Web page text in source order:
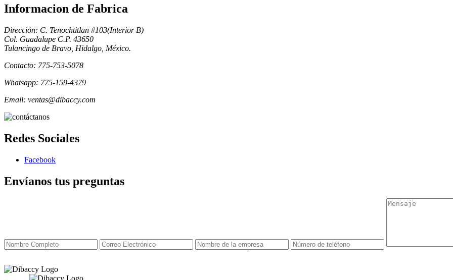
Informacion de Fabrica
Dirección: C. Tenochtitlan #103(Interior B)
Col. Guadalupe C.P. 43650
Tulancingo de Bravo, Hidalgo, México.
Contacto: 775-753-5078
Whatsapp: 775-159-4379
Email: ventas@dibaccy.com
Redes Sociales
Facebook
Envíanos tus preguntas